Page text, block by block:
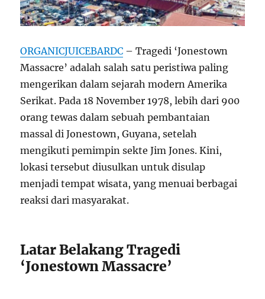
ORGANICJUICEBARDC – Tragedi ‘Jonestown
Massacre’ adalah salah satu peristiwa paling
mengerikan dalam sejarah modern Amerika
Serikat. Pada 18 November 1978, lebih dari 900
orang tewas dalam sebuah pembantaian
massal di Jonestown, Guyana, setelah
mengikuti pemimpin sekte Jim Jones. Kini,
lokasi tersebut diusulkan untuk disulap
menjadi tempat wisata, yang menuai berbagai
reaksi dari masyarakat.
Latar Belakang Tragedi
‘Jonestown Massacre’